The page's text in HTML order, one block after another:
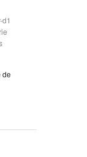
d1
de